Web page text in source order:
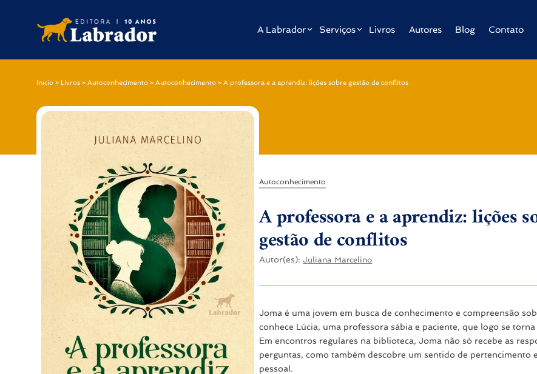
A Labrador Serviços Livros Autores Blog Contato
Início » Livros » Autoconhecimento » Autoconhecimento » A professora e a aprendiz: lições sobre gestão de conflitos
Autoconhecimento
A professora e a aprendiz: lições
gestão de conflitos
Autor(es):Juliana Marcelino
Joma é uma jovem em busca de conhecimento e compreensão
conhece Lúcia, uma professora sábia e paciente, que logo se
Em encontros regulares na biblioteca, Joma não só recebe as
perguntas, como também descobre um sentido de pertencimento
pessoal.